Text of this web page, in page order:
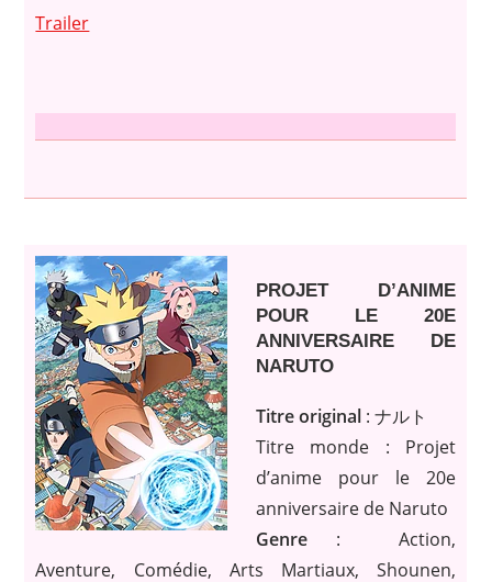
Trailer
PROJET D’ANIME
POUR LE 20E
ANNIVERSAIRE DE
NARUTO
Titre original: ナルト
Titre monde : Projet
d’anime pour le 20e
anniversaire de Naruto
Genre: Action,
Aventure, Comédie, Arts Martiaux, Shounen,